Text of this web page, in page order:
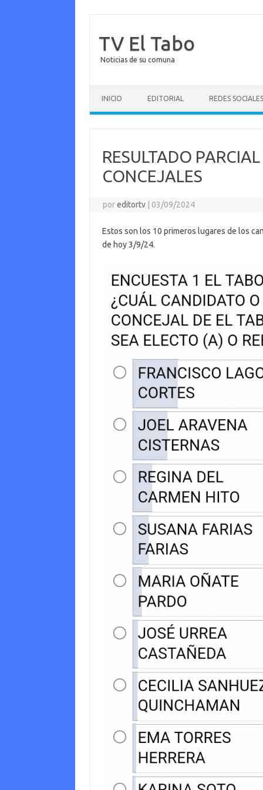
TV El Tabo
Noticias de su comuna
INICIO EDITORIAL REDES
RESULTADO
CONCEJALES
poreditortv 03/09/2024
Estos son los 10 primeros lugares de los
de hoy 3/9/24.